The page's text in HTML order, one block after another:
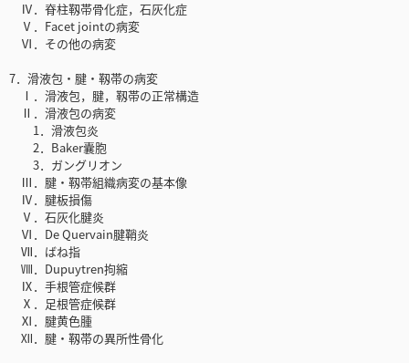
Ⅳ．脊柱靱帯骨化症，石灰化症
Ⅴ．Facet jointの病変
Ⅵ．その他の病変
7．滑液包・腱・靱帯の病変
Ⅰ．滑液包，腱，靱帯の正常構造
Ⅱ．滑液包の病変
1．滑液包炎
2．Baker囊胞
3．ガングリオン
Ⅲ．腱・靱帯組織病変の基本像
Ⅳ．腱板損傷
Ⅴ．石灰化腱炎
Ⅵ．De Quervain腱鞘炎
Ⅶ．ばね指
Ⅷ．Dupuytren拘縮
Ⅸ．手根管症候群
Ⅹ．足根管症候群
Ⅺ．腱黄色腫
Ⅻ．腱・靱帯の異所性骨化